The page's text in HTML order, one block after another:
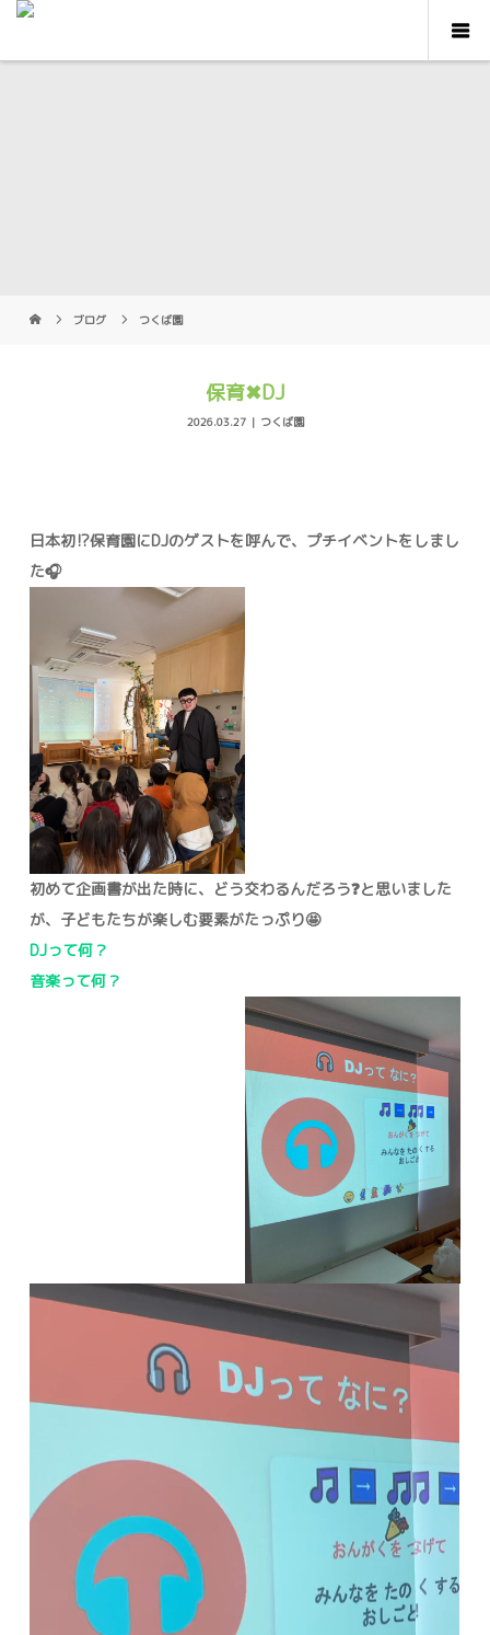
ブログ つくば園
保育✖︎DJ
2026.03.27 つくば園
日本初⁉︎保育園にDJのゲストを呼んで、プチイベントをしまし
た🎧
初めて企画書が出た時に、どう交わるんだろう❓と思いました
が、子どもたちが楽しむ要素がたっぷり🤩
DJって何？
音楽って何？